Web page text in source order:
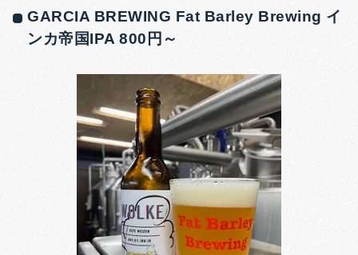
GARCIA BREWING Fat Barley Brewing イ
ンカ帝国IPA 800円～